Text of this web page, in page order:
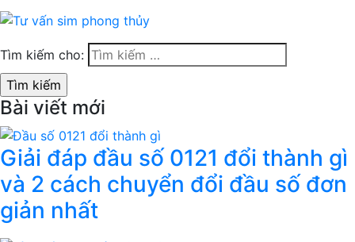
Tìm kiếm cho:
Bài viết mới
Giải đáp đầu số 0121 đổi thành gì
và 2 cách chuyển đổi đầu số đơn
giản nhất